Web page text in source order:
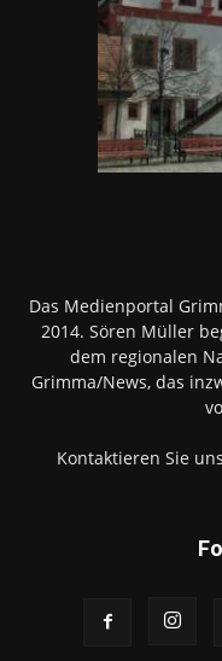
Das Medienportal
2014. Sören Müller
dem regionalen
Grimma/News, das
Kontaktieren Sie